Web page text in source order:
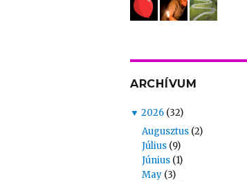
ARCHÍVUM
▼ 2026 (32)
Augusztus (2)
Július (9)
Június (1)
May (3)